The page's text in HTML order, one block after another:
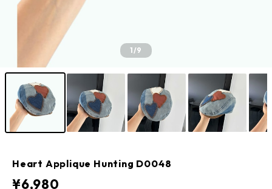
1/9
Heart Applique Hunting D0048
¥6,980